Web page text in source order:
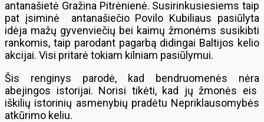
antanašietė Gražina Pitrėnienė. Susirinkusiesiems taip
pat įsiminė antanašiečio Povilo Kubiliaus pasiūlyta
idėja mažų gyvenviečių bei kaimų žmonėms susikibti
rankomis, taip parodant pagarbą didingai Baltijos kelio
akcijai. Visi pritarė tokiam kilniam pasiūlymui.
Šis renginys parodė, kad bendruomenės nėra
abejingos istorijai. Norisi tikėti, kad jų žmonės eis
iškilių istorinių asmenybių pradėtu Nepriklausomybės
atkūrimo keliu.